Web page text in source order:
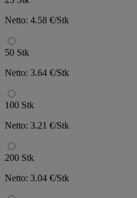
Netto: 4.58 €/Stk
50 Stk
Netto: 3.64 €/Stk
100 Stk
Netto: 3.21 €/Stk
200 Stk
Netto: 3.04 €/Stk